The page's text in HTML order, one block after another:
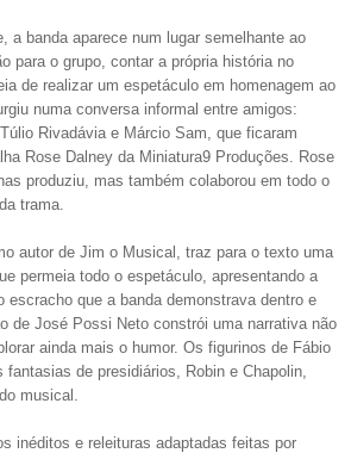
a banda aparece num lugar semelhante ao
para o grupo, contar a própria história no
de realizar um espetáculo em homenagem ao
numa conversa informal entre amigos:
Rivadávia e Márcio Sam, que ficaram
Rose Dalney da Miniatura9 Produções. Rose
produziu, mas também colaborou em todo o
trama.
autor de Jim o Musical, traz para o texto uma
permeia todo o espetáculo, apresentando a
escracho que a banda demonstrava dentro e
de José Possi Neto constrói uma narrativa não
ainda mais o humor. Os figurinos de Fábio
de presidiários, Robin e Chapolin,
musical.
inéditos e releituras adaptadas feitas por